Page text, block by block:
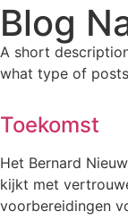
Blog
A short
what type of
Toekomst
Het Bernard
kijkt met
voorbereidingen